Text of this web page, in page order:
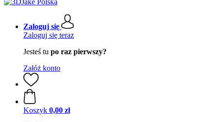
Zaloguj się
Zaloguj się teraz
Jesteś tu po raz pierwszy?
Załóż konto
Koszyk 0,00 zł